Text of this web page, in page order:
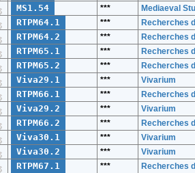
MS1.54 *** Mediaeval
RTPM64.1 *** Recherches
RTPM64.2 *** Recherches
RTPM65.1 *** Recherches
RTPM65.2 *** Recherches
Viva29.1 *** Vivarium
RTPM66.1 *** Recherches
Viva29.2 *** Vivarium
RTPM66.2 *** Recherches
Viva30.1 *** Vivarium
Viva30.2 *** Vivarium
RTPM67.1 *** Recherches